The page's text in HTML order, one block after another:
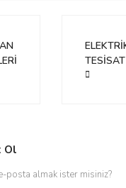
TESİSAT
Ol
posta almak ister misiniz?